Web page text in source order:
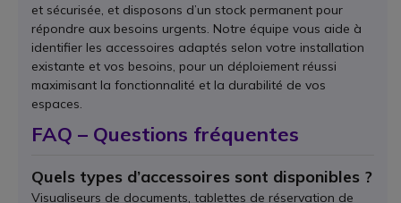
et sécurisée, et disposons d’un stock permanent pour
répondre aux besoins urgents. Notre équipe vous aide à
identifier les accessoires adaptés selon votre installation
existante et vos besoins, pour un déploiement réussi
maximisant la fonctionnalité et la durabilité de vos
espaces.
FAQ – Questions fréquentes
Quels types d’accessoires sont disponibles ?
Visualiseurs de documents, tablettes de réservation de